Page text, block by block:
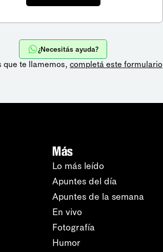
¿Necesitás ayuda?
que te llamemos, completá este formulario
Más
Lo más leído
Apuntes del día
Apuntes de la semana
En vivo
Fotografía
Humor